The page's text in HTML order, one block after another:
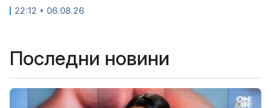
22:12 • 06.08.26
Последни новини